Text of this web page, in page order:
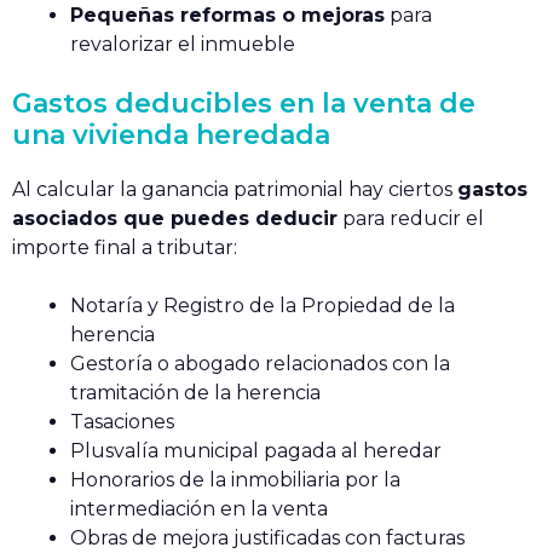
Pequeñas reformas o mejoras para
revalorizar el inmueble
Gastos deducibles en la venta de
una vivienda heredada
Al calcular la ganancia patrimonial hay ciertos gastos
asociados que puedes deducir para reducir el
importe final a tributar:
Notaría y Registro de la Propiedad de la
herencia
Gestoría o abogado relacionados con la
tramitación de la herencia
Tasaciones
Plusvalía municipal pagada al heredar
Honorarios de la inmobiliaria por la
intermediación en la venta
Obras de mejora justificadas con facturas